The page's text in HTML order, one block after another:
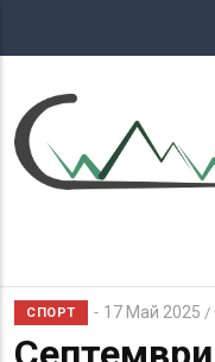
съдържание
СПОРТ 17 Май 2025 /